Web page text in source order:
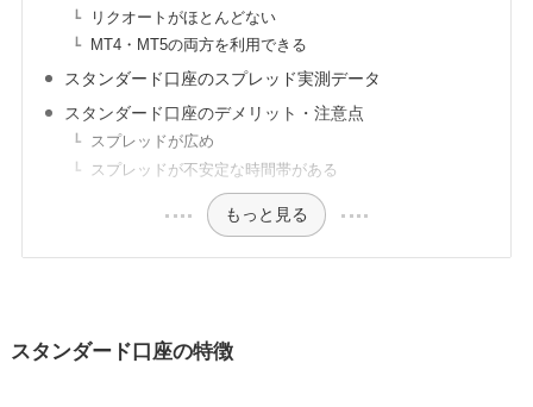
リクオートがほとんどない
MT4・MT5の両方を利用できる
スタンダード口座のスプレッド実測データ
スタンダード口座のデメリット・注意点
スプレッドが広め
スプレッドが不安定な時間帯がある
もっと見る
スタンダード口座の特徴